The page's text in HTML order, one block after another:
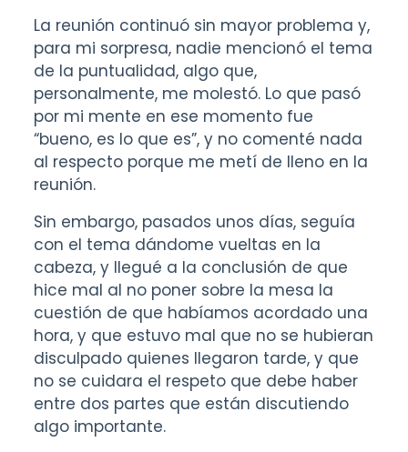
La reunión continuó sin mayor problema y,
para mi sorpresa, nadie mencionó el tema
de la puntualidad, algo que,
personalmente, me molestó. Lo que pasó
por mi mente en ese momento fue
“bueno, es lo que es”, y no comenté nada
al respecto porque me metí de lleno en la
reunión.
Sin embargo, pasados unos días, seguía
con el tema dándome vueltas en la
cabeza, y llegué a la conclusión de que
hice mal al no poner sobre la mesa la
cuestión de que habíamos acordado una
hora, y que estuvo mal que no se hubieran
disculpado quienes llegaron tarde, y que
no se cuidara el respeto que debe haber
entre dos partes que están discutiendo
algo importante.